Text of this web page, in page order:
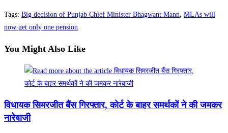
Tags: Big decision of Punjab Chief Minister Bhagwant Mann, MLAs will
now get only one pension
You Might Also Like
विधायक सिमरजीत बैंस गिरफ्तार, काेर्ट के बाहर समर्थकाें ने की जमकर
नारेबाजी